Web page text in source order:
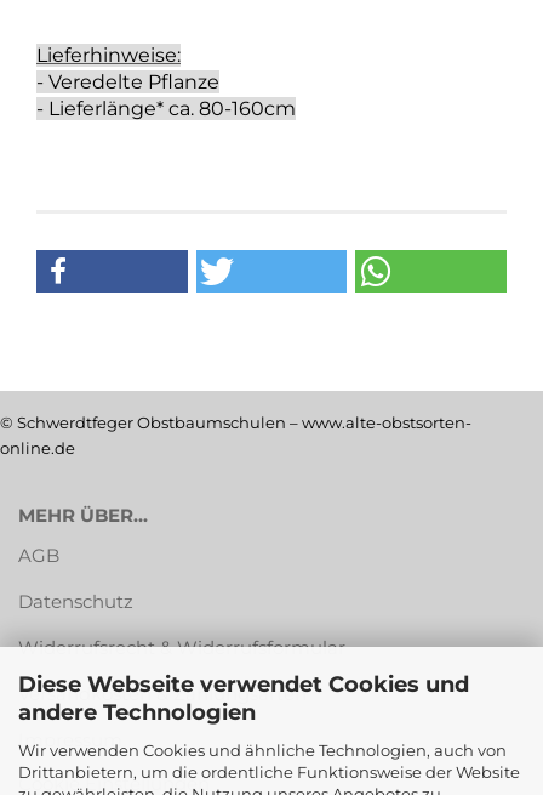
Diese Webseite verwendet Cookies und
andere Technologien
Wir verwenden Cookies und ähnliche Technologien, auch von
Drittanbietern, um die ordentliche Funktionsweise der Website
Lieferhinweise:
- Veredelte Pflanze
- Lieferlänge* ca. 80-160cm
© Schwerdtfeger Obstbaumschulen – www.alte-obstsorten-
online.de
MEHR ÜBER...
AGB
Datenschutz
Widerrufsrecht & Widerrufsformular
Versandkosten & Zahlungsarten
Impressum
Cookie Einstellungen